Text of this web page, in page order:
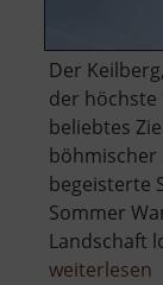
Der
der höchste
beliebtes
böhmischer
begeisterte
Sommer
Landschaft
weiterlesen